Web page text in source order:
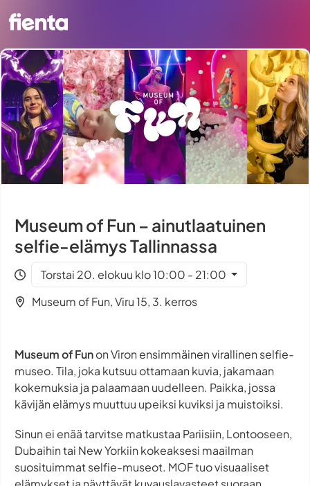
Museum of Fun – ainutlaatuinen
selfie-elämys Tallinnassa
Torstai 20. elokuu klo 10:00 - 21:00
Museum of Fun, Viru 15, 3. kerros
Museum of Funon Viron ensimmäinen virallinen selfie-
museo. Tila, joka kutsuu ottamaan kuvia, jakamaan
kokemuksia ja palaamaan uudelleen. Paikka, jossa
kävijän elämys muuttuu upeiksi kuviksi ja muistoiksi.
Sinun ei enää tarvitse matkustaa Pariisiin, Lontooseen,
Dubaihin tai New Yorkiin kokeaksesi maailman
suosituimmat selfie-museot. MOF tuo visuaaliset